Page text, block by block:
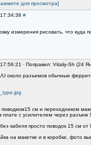
для просмотра]
#
измерения рисовать, что куда
· Поправил: Vitaliy-Sh (24
около разъемов обычные
см и переходником
плате с усилителем через
кабеля просто поводок 15 см
на макетке и в коробке, фото